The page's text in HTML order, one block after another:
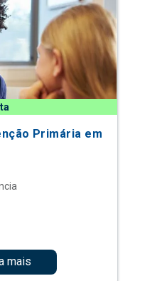
Primária em
mais